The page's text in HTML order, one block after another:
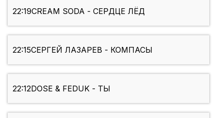
22:19CREAM SODA - СЕРДЦЕ ЛЁД
22:15СЕРГЕЙ ЛАЗАРЕВ - КОМПАСЫ
22:12DOSE & FEDUK - ТЫ